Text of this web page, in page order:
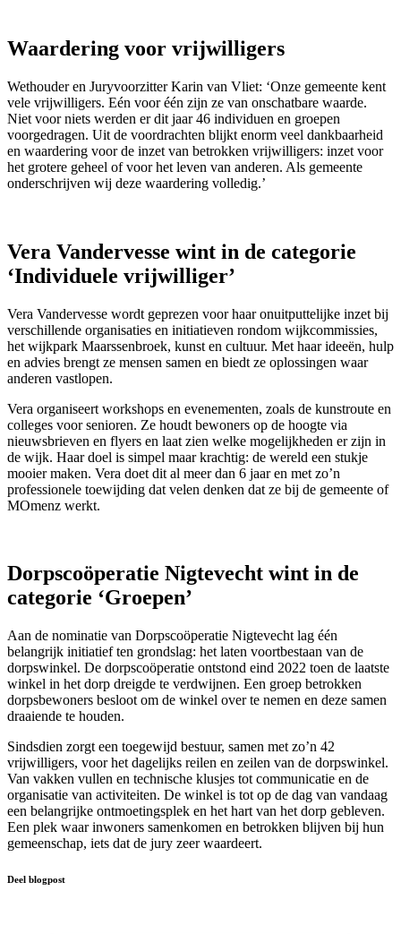
Waardering voor vrijwilligers
Wethouder en Juryvoorzitter Karin van Vliet: ‘Onze gemeente kent
vele vrijwilligers. Eén voor één zijn ze van onschatbare waarde.
Niet voor niets werden er dit jaar 46 individuen en groepen
voorgedragen. Uit de voordrachten blijkt enorm veel dankbaarheid
en waardering voor de inzet van betrokken vrijwilligers: inzet voor
het grotere geheel of voor het leven van anderen. Als gemeente
onderschrijven wij deze waardering volledig.’
Vera Vandervesse wint in de categorie
‘Individuele vrijwilliger’
Vera Vandervesse wordt geprezen voor haar onuitputtelijke inzet bij
verschillende organisaties en initiatieven rondom wijkcommissies,
het wijkpark Maarssenbroek, kunst en cultuur. Met haar ideeën, hulp
en advies brengt ze mensen samen en biedt ze oplossingen waar
anderen vastlopen.
Vera organiseert workshops en evenementen, zoals de kunstroute en
colleges voor senioren. Ze houdt bewoners op de hoogte via
nieuwsbrieven en flyers en laat zien welke mogelijkheden er zijn in
de wijk. Haar doel is simpel maar krachtig: de wereld een stukje
mooier maken. Vera doet dit al meer dan 6 jaar en met zo’n
professionele toewijding dat velen denken dat ze bij de gemeente of
MOmenz werkt.
Dorpscoöperatie Nigtevecht wint in de
categorie ‘Groepen’
Aan de nominatie van Dorpscoöperatie Nigtevecht lag één
belangrijk initiatief ten grondslag: het laten voortbestaan van de
dorpswinkel. De dorpscoöperatie ontstond eind 2022 toen de laatste
winkel in het dorp dreigde te verdwijnen. Een groep betrokken
dorpsbewoners besloot om de winkel over te nemen en deze samen
draaiende te houden.
Sindsdien zorgt een toegewijd bestuur, samen met zo’n 42
vrijwilligers, voor het dagelijks reilen en zeilen van de dorpswinkel.
Van vakken vullen en technische klusjes tot communicatie en de
organisatie van activiteiten. De winkel is tot op de dag van vandaag
een belangrijke ontmoetingsplek en het hart van het dorp gebleven.
Een plek waar inwoners samenkomen en betrokken blijven bij hun
gemeenschap, iets dat de jury zeer waardeert.
Deel blogpost